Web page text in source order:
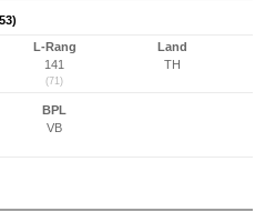
L-Rang
141
(71)
Land
TH
BPL
VB